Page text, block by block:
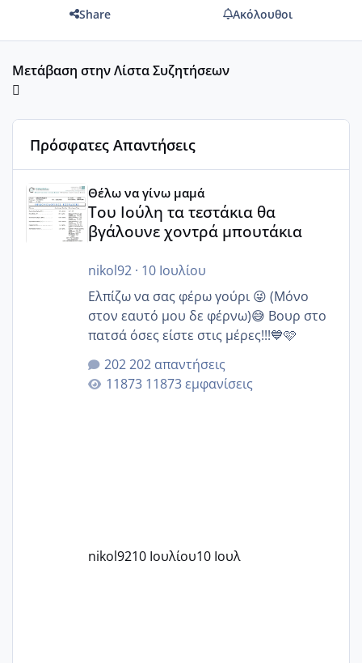
Share Ακόλουθοι
Μετάβαση στην Λίστα Συζητήσεων
Πρόσφατες Απαντήσεις
Θέλω να γίνω μαμά
Του Ιούλη τα τεστάκια θα
βγάλουνε χοντρά μπουτάκια
nikol92· 10 Ιουλίου
Ελπίζω να σας φέρω γούρι 😜 (Μόνο
στον εαυτό μου δε φέρνω)😅 Βουρ στο
πατσά όσες είστε στις μέρες!!!💙🩷
202 απαντήσεις
11873 εμφανίσεις
nikol9210 Ιουλίου10 Ιουλ